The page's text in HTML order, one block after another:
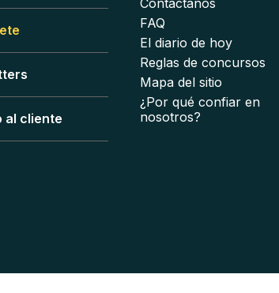
al cliente
FAQ
El diario de hoy
Reglas de concursos
Mapa del sitio
¿Por qué confiar en
nosotros?